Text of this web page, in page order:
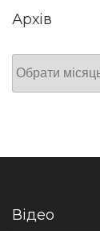
Архів
Архів
Відео